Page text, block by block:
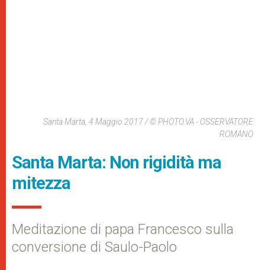
Santa Marta, 4 Maggio 2017 / © PHOTO.VA - OSSERVATORE
ROMANO
Santa Marta: Non rigidità ma
mitezza
Meditazione di papa Francesco sulla
conversione di Saulo-Paolo